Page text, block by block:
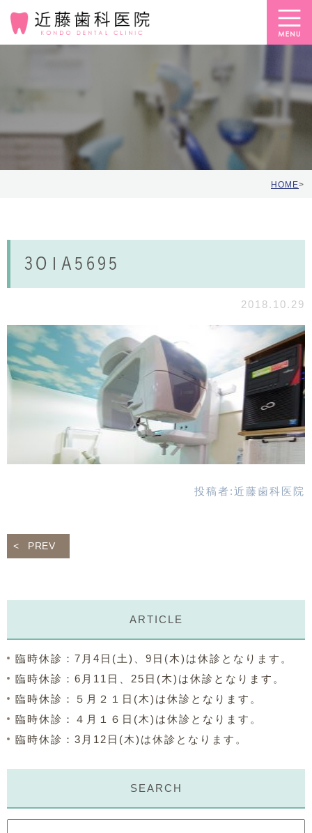
HOME>
3O1A5695
2018.10.29
投稿者:近藤歯科医院
PREV
ARTICLE
臨時休診：7月4日(土)、9日(木)は休診となります。
臨時休診：6月11日、25日(木)は休診となります。
臨時休診：５月２１日(木)は休診となります。
臨時休診：４月１６日(木)は休診となります。
臨時休診：3月12日(木)は休診となります。
SEARCH